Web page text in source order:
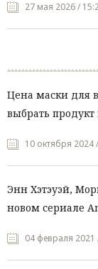
27 мая 2026 /
Цена маски для
выбрать
10 октября 2024
Энн Хэтэуэй,
новом сериале
04 февраля 2021